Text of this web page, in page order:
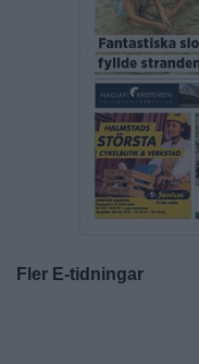
Fler E-tidningar